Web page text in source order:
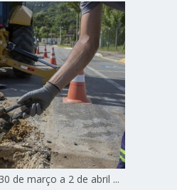
de março a 2 de abril ...